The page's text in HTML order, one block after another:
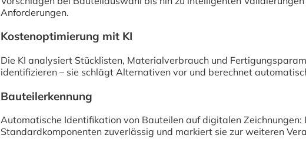
Anforderungen.
Kostenoptimierung mit KI
Die KI analysiert Stücklisten, Materialverbrauch und
identifizieren – sie schlägt Alternativen vor und berechnet
Bauteilerkennung
Automatische Identifikation von Bauteilen auf digitalen Zeichnungen:
Standardkomponenten zuverlässig und markiert sie zur weiteren